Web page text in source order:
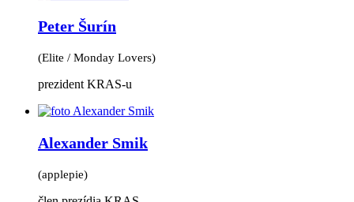
Peter Šurín
(Elite / Monday Lovers)
prezident KRAS-u
Alexander Smik
(applepie)